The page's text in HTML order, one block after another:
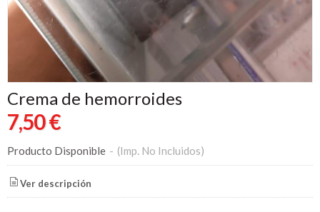
Crema de hemorroides
7,50 €
Producto Disponible - (Imp. No Incluidos)
Ver descripción